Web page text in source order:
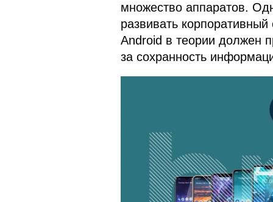
множество аппаратов.
развивать
Android в теории должен
за сохранность